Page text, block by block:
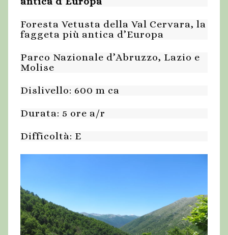
Foresta Vetusta della Val Cervara, la
faggeta più antica d’Europa
Parco Nazionale d’Abruzzo, Lazio e
Molise
Dislivello: 600 m ca
Durata: 5 ore a/r
Difficoltà: E